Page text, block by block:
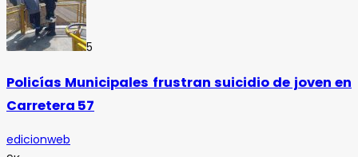
5
Policías Municipales frustran suicidio de joven en
Carretera 57
edicionweb